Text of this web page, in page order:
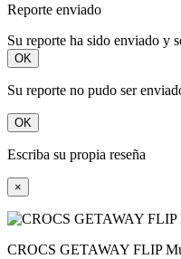
Reporte enviado
Su reporte ha sido enviado y
OK
Su reporte no pudo ser
OK
Escriba su propia reseña
×
CROCS GETAWAY FLIP